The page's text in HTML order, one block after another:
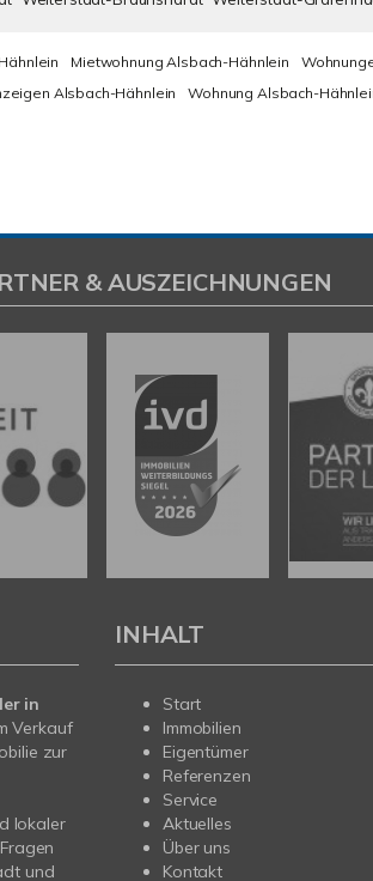
Mietwohnung Alsbach-Hähnlein
Alsbach-Hähnlein Wohnung Alsbach-
& AUSZEICHNUNGEN
in
Verkauf
zur
lokaler
und
INHALT
Start
Immobilien
Eigentümer
Referenzen
Service
Aktuelles
Über uns
Kontakt